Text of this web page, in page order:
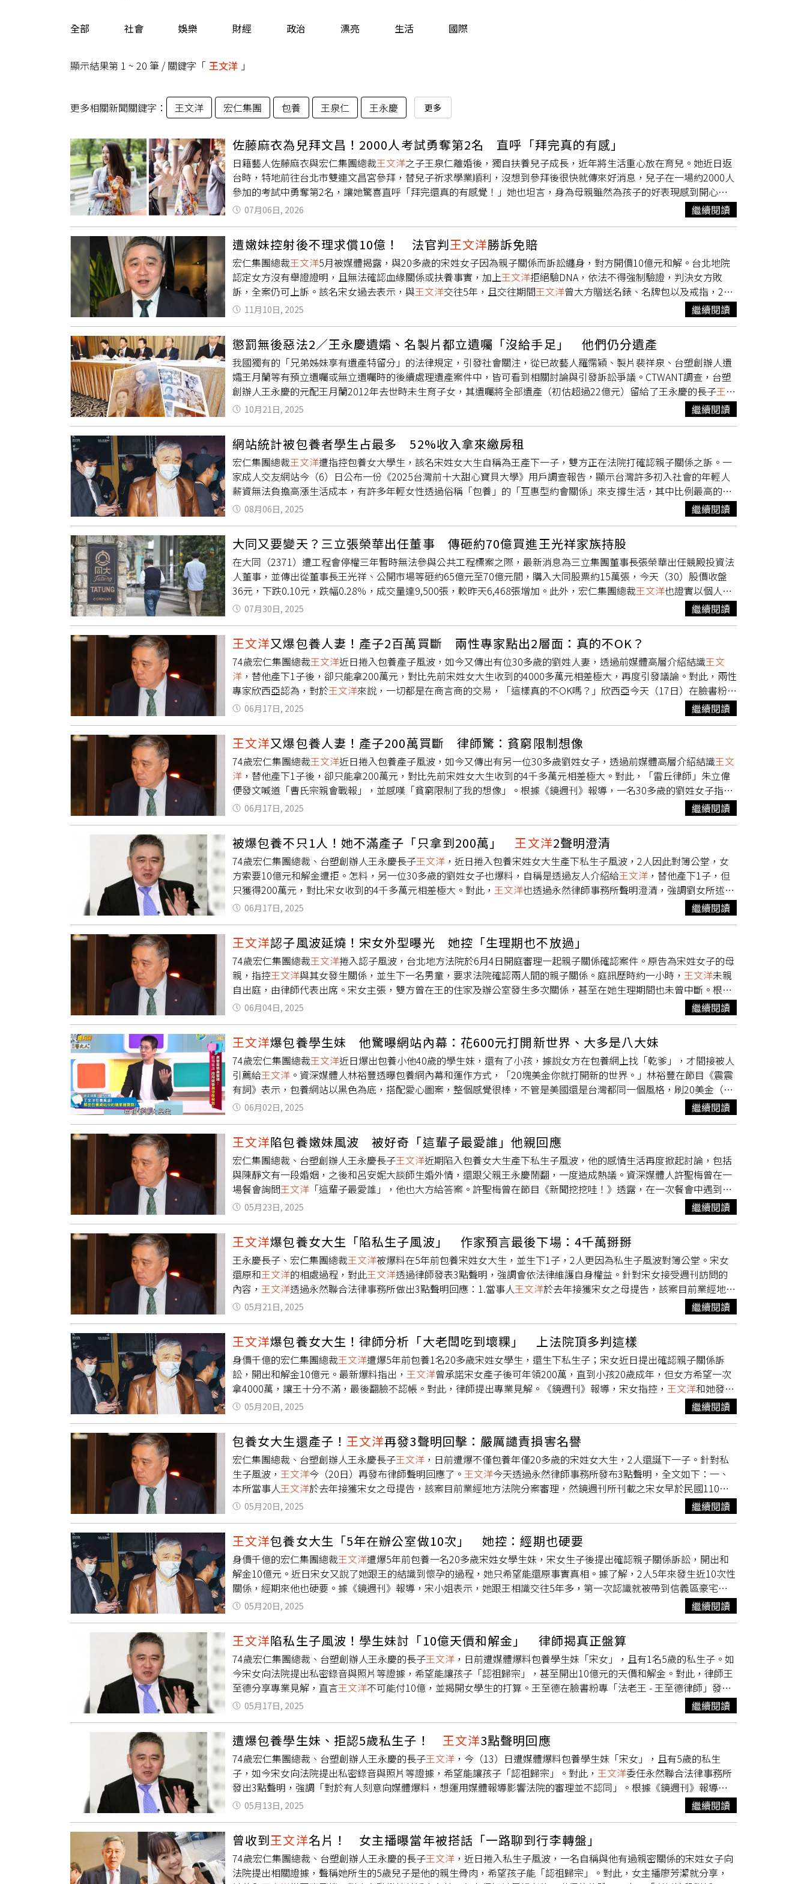
運勢
全部 社會 娛樂 財經 政治 漂亮 生活 國際
顯示結果第 1 ~ 20 筆 / 關鍵字「 王文洋 」
更多相關新聞關鍵字： 王文洋 宏仁集團 包養 王泉仁 王永慶 更多
佐藤麻衣為兒拜文昌！2000人考試勇奪第2名 直呼「拜完真的有感」
日籍藝人佐藤麻衣與宏仁集團總裁王文洋之子王泉仁離婚後，獨自扶養兒子成長，近年將生活重心放在育兒。她近日返
台時，特地前往台北市雙連文昌宮參拜，替兒子祈求學業順利，沒想到參拜後很快就傳來好消息，兒子在一場約2000人
參加的考試中勇奪第2名，讓她驚喜直呼「拜完還真的有感覺！」她也坦言，身為母親雖然為孩子的好表現感到開心，
但仍希望孩子不要承受太大課業壓力，每天都能快樂成長，一句「天下父母心」道盡所有家長的共同心聲。佐藤麻衣在
社群平台分享，自己一直聽聞雙連文昌宮相當靈驗，因此抱著誠心前往祈福，希望兒子求學之路一切順利。她透露，兒
子近期在一場約2000人參加的平常考試中拿下第2名，其他科目的表現也都相當順利，讓她忍不住分享喜悅，也直呼這
次參拜後真的感受到文昌帝君的庇佑。不過，她強調，成績固然令人欣慰，但更希望孩子能夠保持愉快的學習心情，不
要因為外界期待而增加壓力。除了分享考試好消息，佐藤麻衣也提到，參拜當天看到許多爸爸媽媽前來替孩子祈福，讓
她深刻感受到每位家長都懷抱著相同的期待。她對廟方準備的供品也留下深刻印象，其中白蘿蔔象徵「好彩頭」，不同
供品各自代表不同祝福，讓她覺得十分新鮮有趣，也因此學到不少傳統文化知識。她透露，之後將另外整理各種供品代
表的寓意分享給大家，並推薦準備考試或升學的學生，如果有機會到台北，不妨到雙連文昌宮誠心參拜。談到陪伴孩子
求學的過程，佐藤麻衣日前曾分享，日本有一句話說：「考國中，也是父母的考試。」她最近為了協助兒子解答功課，
重新翻閱國小五年級教材，沒想到如今的課程內容比自己小時候難上許多，忍不住驚呼：「怎麼這麼難，跟我以前學的
完全不一樣！」她坦言，育兒真正的挑戰不只是陪孩子念書，還包括替孩子規劃適合的學校、補習班，以及如何在父母
期待與尊重孩子想法之間取得平衡，每一項都需要耐心與智慧。事實上，佐藤麻衣日前接受Podcast節目《娛樂住海
邊》訪問時，也首度較完整談到與王泉仁的婚姻歷程。她坦言，婚後甜蜜生活僅維持約一年半，某天丈夫出門上班後便
沒有再回家，只留下一句「好好照顧兒子」，兩人最終透過協議結束9年婚姻。如今，她將大部分時間投入陪伴兒子成
長，也經常透過社群分享生活與育兒點滴，希望記錄孩子成長的每個階段。貼文曝光後，引發不少網友留言祝福，紛紛
表示「心誠則靈，而且平常都有用功念書，絕對沒問題」、「秒懂媽媽的心情，文昌宮真的很靈驗」、「心誠則靈，祝
福一切順心如意」、「媽咪母子連心，一定會越來越好」，還有人笑稱「看來文昌帝君的日文也很好」，留言區充滿溫
馨與鼓勵，也為佐藤麻衣母子送上滿滿祝福。
07月06日, 2026 繼續閱讀
遭嫩妹控射後不理求償10億！ 法官判王文洋勝訴免賠
宏仁集團總裁王文洋5月被媒體揭露，與20多歲的宋姓女子因為親子關係而訴訟纏身，對方開價10億元和解。台北地院
認定女方沒有舉證證明，且無法確認血緣關係或扶養事實，加上王文洋拒絕驗DNA，依法不得強制驗證，判決女方敗
訴，全案仍可上訴。該名宋女過去表示，與王文洋交往5年，且交往期間王文洋曾大方贈送名錶、名牌包以及戒指，2人
首次見面以後，便被帶往
位於信義區的豪宅發生性關係，後續2人也分別在其辦公室和住處發生10次左右的性行
王文洋不認帳，
對其的相關費用，但王文洋對於其指控均否認，包括曾與對方發生性關係，以及否認曾經給付4000萬元給對方，並指對
方交友關係複雜，不僅使用包養網站，且認識的客戶多達2人以上，也曾和介紹人發生性關係，試圖證明對方交友情況
複雜，與他無關。案經審酌後，法官認為宋女一方所提出的相關證物雖然可以說明她曾與王文洋 發生過性關係，但她並
無法指出與王文洋發生性關係的時間點，而根據女方所提出的錄音，雖提及金錢，但也沒有說明金額，無法證明和王文
洋 有關。此外，這些證物也無法明確證明孩子與 存在父子血緣關係。最終判決宋女一方敗訴，可上訴。
11月10日, 2025 繼續閱讀
懲罰無後惡法2／王永慶遺孀、名製片都立遺囑「沒給手足」 他們仍分遺產
我國獨有的「兄弟姊妹享有遺產特留分」的法律規定，引發社會關注，從已故藝人羅霈穎、製片裴祥泉、台塑創辦人遺
孀王月蘭等有預立遺囑或無立遺囑時的後續處理遺產案件中，皆可看到相關討論與引發訴訟爭議。CTWANT調查，台塑
創辦人王永慶的元配王月蘭2012年去世時未生育子女，其遺囑將全部遺產（初估超過22億元）留給了王永慶的長子王文
洋 。根據《民法》，兄弟姊妹擁有遺產的特留分權利，即使有遺囑排除，兄弟姊妹仍可主張至少三分之一的法定繼承份
額。王月蘭的妹妹遂對其姊留下的遺產提出爭訟，希望依法特留分的規定，主張她的繼承權不能被遺囑完全排除。此案
名製作人邱瓈寬的恩師，於2015年逝世，生前代筆遺囑表明處理遺產的意願，「楊胖30％（楊智明），阿寬（邱瓈寬）
30％，漢星公司員工20％」，且稱「我孤家寡人，沒家庭，沒什麼好留戀的，家裡人一毛錢都不給」，裴的遺產約1.3
億元，預立遺囑指定將遺產主要留給邱瓈寬、楊智明等與公司，明確排除家族兄弟姊妹繼承權。知名製作人邱瓈寬的恩
師裴祥泉生前預立遺囑，表明一毛錢都不留給家裡人，指定留給邱瓈寬與公司等。（圖／報系資料照）裴祥泉胞妹遂提
出告訴，主張哥哥的遺囑無效，法院最終判決敗訴確定；裴的三位手足則仍依《民法》兄弟姊妹擁有特留分的規定（遺
產應繼分的三分之一），主張行使遺產的特留分權利。邱瓈寬、楊智明二人則於2019年控告裴祥泉的哥哥妹妹三人，因
與恩師關係疏遠、長期無來往而不存在繼承權。法院審理時，則未採納邱楊提出可剝奪兄弟姊妹繼承權等重大理由，最
高法院2024年認為依法兄弟姊妹享有特留分權利，每人可繼承遺產的九分之一，邱楊兩人提告失敗，判決確定。在王月
蘭生前預立遺囑的內容中，可清楚看到其表明「全部（財產）贈與我子王文洋……」的自由意願。（圖／報系資料照）
羅霈穎於2020年驟世，未婚且無子女，由於她生前未立遺囑，根據現行《民法》規定，兄弟姊妹擁有第三順位繼承權，
在羅霈穎的母親、大哥相繼拋棄繼承權，因此她的二哥依法繼承了約4億元遺產。記者採訪已婚，但未養育子女的民眾
陳小姐說，一生辛苦打拼，因為沒有生小孩，法律就強制我的兄弟姊妹（全血緣、半血緣）可以來分我的財產，擴及到
父母分開之後的同母異父手足；明明父母離世之後，早已無往來，他們有自己的家庭和子女，我的晚年是完全仰賴自
己，法律為何不能尊重要獨立處分財產的意志？「這本來就是我的錢、我的房子，我想給誰就給誰，不應該還要法律來
管」，一名張先生則跟記者說，他與妻子為頂客族，因為不孕症因素所以沒有子女，彼此約定將來不論誰先走，都要將
遺產全數留給對方。可是想把財產留給配偶的遺願，其實不是每一樁都能實現的，甚至得淚賣房屋換現金分割遺產，無
法繼續住在與配偶共同購買相守一生的愛窩，反因「兄弟姊妹特留分」的規定造成的悲劇不只一樁。記者及採訪到李先
生說，他與太太無子女，感情深厚，當年為了讓妻子安心，因此將房產登記給妻子，妻子在知道罹癌之後隨即立下遺
囑，希望將全數財產由陳先生繼承。然而在妻子病逝後，其娘家兄弟姊妹就出面主張特留分，法院審理後雖認定遺囑有
效，卻也認定其確實侵害娘家人的特留分，無奈之下，陳先生只得賣屋返還特留分金額，痛失一生記憶與依靠。李先生
說，「太太生前最擔心我沒地方住，結果法律讓她的遺囑變成一紙空談，這很令人心寒。」這也是支持廢除此法連署成
立的許多案件之一，民眾認為，依法死後遺產將由兄弟姊妹繼承，但兄弟姊妹有子女，自己卻無法從對方繼承財產，認
為「法律根本是在懲罰沒有子女的人！」
10月21日, 2025 繼續閱讀
網站統計被包養者學生占最多 52%收入拿來繳房租
宏仁集團總裁王文洋遭指控包養女大學生，該名宋姓女大生自稱為王產下一子，雙方正在法院打確認親子關係之訴。一
家成人交友網站今（6）日公布一份《2025台灣前十大甜心寶貝大學》用戶調查報告，顯示台灣許多初入社會的年輕人
薪資無法負擔高漲生活成本，有許多年輕女性透過俗稱「包養」的「互惠型約會關係」來支撐生活，其中比例最高的職
業是學生、占28%，而金錢的用途最主要是用來付房租。「正值畢業季，生活大不易」，這份報告指出，根據勞動部最
新公布的《113年初任人員薪資統計》，2024年初入職場的畢業生薪資平均為3.7萬元（中位數3.3萬元），雖高於目前
108.8，年增率2.3%，且持續呈現成長趨勢；日前人力銀行調查也指出，大學生暑期打工的主因多為「生活費」、「學
貸或學費」等經濟壓力，凸顯年輕人面對的嚴峻現實。Sugarbook網站分析會員所填寫資料、登錄地點及問卷回覆，去
識別化後統計發現，投入「互惠型約會關係」的用戶，前四大職業為：學生（28%）、娛樂業（17%）、服務業
（16%）及護理人員（14%）；職業為學生的用戶中，就讀的學校前4名都是位在台北市的國立大學，人數分別為
1556、1261、1209與704人；第5、第6名是二所位在台北市的私立大學，第7為台中的私立大學，第8名是在台中的國
立大學，第9名是新北的私立大學、有150人，第10名則是在台北市的國立大學、91人。該網站創辦人Darren Chan表
示，與過往印象不同，這些透過「互惠型約會關係」獲得金錢的「甜心寶貝」並非追求名牌與精品，他們的主要訴求其
實是經濟自主與時間彈性。調查顯示，甜心寶貝每月平均可獲得超過4.5萬的零用金，甚至最高達20萬；而用途以租屋費
用（52%）、儲蓄或投資（15%），以及支付貸款（14%）和學費（12%）為主，僅有不到3%的部分花在奢侈品。
08月06日, 2025 繼續閱讀
大同又要變天？三立張榮華出任董事 傳砸約70億買進王光祥家族持股
在大同（2371）遭工程會停權三年暫時無法參與公共工程標案之際，最新消息為三立集團董事長張榮華出任競殿投資法
人董事，並傳出從董事長王光祥、公開市場等砸約65億元至70億元間，購入大同股票約15萬張，今天（30）股價收盤
36元，下跌0.10元，跌幅0.28％，成交量達9,500張，較昨天6,468張增加。此外，宏仁集團總裁王文洋也證實以個人財
務投資性質，買進大同股票。本月29日大同發布重訊，王光祥家族的競殿投資法人董事顏大和，改派為三立集團董事長
張榮華，於當日起生效。市場傳出「大同又要變天了嗎？」而在大同今年5月27日股東會通過，睽違23年來首度配息，
同時也將實施現金減資，會中通過發放每股現金股利3.1元，合計今年一張大同股票可拿回現金3100元。在股東會之前
的5月15日，大同重訊說明收到行政院公共工程委員會申訴審議判斷書，認為對於本公司於民國98年 承接之內政部移民
署「外網安全節能終端設備購置案」、民國99年承接之「陸客來台線上申請平台及入出國通關查驗系統委外建置案」兩
標案構成政府採購法第101條第1項第6款之事由，予以停權三年將刊登政府採購公報。該二標案本公司早已驗收結案，
未存在其他履約爭議。5月16日股價重挫，盤中一度摔入跌停板，至40.15元，隨後在連續買單推動下打開跌停，終場收
在41元，下跌3.6元，跌幅8.07％。大同則主張移民署處分違反比例原則，將循過往成功案例尋求行政救濟，以維護公司
及股東權益，強調營運能力正常穩定，此停權處分僅影響電力事業群投標公共領域之權利，且依公司過往資料顯示，台
灣公共標案之金額約占電力事業群總營收百分之五十。將加強民營業務拓展及大力發展海外市場與轉投資業務，營運及
財務一切正常，未來將運用集團多產業發展優勢，持續增加美、日、中東、泰、越等既有生產與銷售據點持續開拓外銷
市場，並調整接單策略以代工、機電工程承攬方式拓展內銷民間接單，並尋求異業或同業間之策略聯盟及購併機會，擴
大營運及利基。
07月30日, 2025 繼續閱讀
王文洋又爆包養人妻！產子2百萬買斷 兩性專家點出2層面：真的不OK？
74歲宏仁集團總裁王文洋近日捲入包養產子風波，如今又傳出有位30多歲的劉姓人妻，透過前媒體高層介紹結識王文
洋 ，替他產下1子後，卻只能拿200萬元，對比先前宋姓女大生收到的4000多萬元相差極大，再度引發議論。對此，兩性
專家欣西亞認為，對於王文洋來說，一切都是在商言商的交易，「這樣真的不OK嗎？」欣西亞今天（17日）在臉書粉專
「欣西亞和Shane任翔」發表看法，指
桃色風波持續延燒，如今中間人身分被爆出，事件跟著越演越烈，然而若
這樣的行徑究竟是渣？還是誠實地活在慾望
單身，擁有百億身家，天底下沒有東西是錢買不到的，「用鈔能力實現個人夢想、完成人生
目標，女人全部是商品，開箱完這個再開下一個。從中間人到嫩妹，全部拿錢辦事，另類製造工作機會、促進經濟發
展，這樣真的不OK嗎？」第2個層面則是「嫩妹將身體當商品，以高價被開箱，是人生目標的積極實踐嗎？」欣西亞直
言，對女方來說，反正人生都有第一次，橫豎都是被開箱，只不過可以拿錢，乾脆拿來交易，目前4000萬已落袋，「這
樣看來，是不是很有生意頭腦？」她強調，所謂的「男歡女愛」很多時候是男的很歡樂、女的愛很深，結果一段感情沒
共識，真正付出感情的人，註定傷得比較深，「但如果愛情可以稱斤論兩，雙方講好一個數字，你情我願，起碼心知肚
06月17日, 2025 繼續閱讀
王文洋又爆包養人妻！產子200萬買斷 律師驚：貧窮限制想像
74歲宏仁集團總裁王文洋近日捲入包養產子風波，如今又傳出有另一位30多歲劉姓女子，透過前媒體高層介紹結識王文
洋 ，替他產下1子後，卻只能拿200萬元，對比先前宋姓女大生收到的4千多萬元相差極大。對此，「雷丘律師」朱立偉
便發文喊道「曹氏宗親會戰報」，並感嘆「貧窮限制了我的想像」。根據《鏡週刊》報導，一名30多歲的劉姓女子指
控，她經人牽線認識
前後只給她200萬元，讓她
痛批「同樣是包養生兒子，待遇卻天差地遠！」報導指出，知情人士透露，劉女是已婚的人妻，而宋女與劉女能結識王
的友人、番薯台前總經理許耀仁牽線。據悉，宋姓女大生、劉女被
養時，都曾與許耀仁發生關係，宋女更坦言，是先和王文洋有關係，再輪到許耀仁。對此，「雷丘律師」朱立偉於臉書
粉專「雷丘律師就決定是你了」發文表示，「《曹氏宗親會戰報》。親近人妻，理解人妻，愛上人妻，成為人妻」、
「只給200萬元』，貧窮限制了我的想像」。貼文曝光後，不少網友紛紛在底下留言，「有錢真好」、「只要小孩是 王
文洋的，先去法院打官司確認，以後繼承分得財產可能是好幾億」、「小孩要嘛很窮，要嘛有錢到飛起」、「4000萬直
接一輩子躺平了」。此外，面對劉女的指控，
透過永然律師事務所發出2大聲明，表示劉姓女子所述諸多不實，
對於劉姓女子與許某2人間私下往來關係並不清楚，對於有心人士刻意向媒體爆料，意圖索討金錢，這讓王文
洋深感恐懼。
06月17日, 2025 繼續閱讀
被爆包養不只1人！她不滿產子「只拿到200萬」王文洋2聲明澄清
74歲宏仁集團總裁、台塑創辦人王永慶長子王文洋 ，近日捲入包養宋姓女大生產下私生子風波，2人因此對簿公堂，女
方索要10億元和解金遭拒。怎料，另一位30多歲的劉姓女子也爆料，自稱是透過友人介紹給王文洋 ，替他產下1子，但
只獲得200萬元，對比宋女收到的4千多萬元相差極大。對此， 王文洋也透過永然律師事務所聲明澄清，強調劉女所述諸
多不實，並且是有心人士刻意向媒體爆料，意圖索討金錢。針對
與宋女所生孩子的「親子關係確認案」，台北地
委託律師代表出庭，對包養情節未多做爭執，
導，一名30多歲的劉姓女子指控，她經人牽線認識
王文洋 ，2人發生多次關係，並產下兒子，生父就是
保留2人交往時的對話音檔，怎料王文洋前後只給她200萬元，讓她痛批「同樣是包養生兒子，待遇卻天差地遠！」知情
人士透露，劉女是已婚的人妻，而宋女與劉女能結識 王文洋，並發展為包養關係，都是透過王文洋的友人牽線，這個人
就是番薯台前總經理許耀仁。報導指出，宋女、劉女被王文洋包養時，都曾跟許耀仁發生關係，宋女更坦言，是先和王
文洋有關係，再與許耀仁。知情人士更直言，這就是性產業俗稱的「試車」。因此，許耀仁恐涉嫌媒介性交易營利罪。
透過永然律師事務所發出2大聲明，表示劉姓女子所述諸多不實，且有心人士刻意向媒體爆料，
意圖索討金錢，這讓王文洋 深感恐懼。 王文洋 2大聲明如下：第一，週刊前述報導所提之劉姓女子所述有諸多不實之
處，且王文洋對於劉姓女子與許某二人間私下往來關係並不清楚。第二，本件新聞報導事件，均屬當事人
私，與社會公益無關，對於有心人士一再刻意向媒體爆料，意圖索討金錢，已令王文洋深感恐懼，若有侵害隱私權與名
譽權等不法情事，王文洋也將循法律途徑，依法維護自身權益。 王文洋也強調，本件新聞報導事件與社會公益無關，對
於有心人士運用此事占用媒體資源， 王文洋也深表遺憾。
06月17日, 2025 繼續閱讀
王文洋認子風波延燒！宋女外型曝光 她控「生理期也不放過」
74歲宏仁集團總裁王文洋捲入認子風波，台北地方法院於6月4日開庭審理一起親子關係確認案件。原告為宋姓女子的母
親，指控王文洋與其女發生關係，並生下一名男童，要求法院確認兩人間的親子關係。庭訊歷時約一小時， 王文洋未親
自出庭，由律師代表出席。宋女主張，雙方曾在王的住家及辦公室發生多次關係，甚至在她生理期間也未曾中斷。根據
《鏡週刊》報導，宋女自稱替身價千億的
以每年200萬元的方式，支付小孩生活
交付現金的照片，試圖證明王對小孩有撫育事實，要
可主張扶養費已預付完畢。除非宋女能證明這4,000萬元並非扶
養費，而是贈與或其他性質的給付，否則難以再要求王文洋支付扶養費。知情人士指出，若法院判決小孩為
子，雖可取得王家遺產分配權，但因王文洋已將大部分財產信託或登記在其他子女及前女友名下，實際可分得的財產恐
不到1億元。庭訊當日，宋女身穿保守，手持名牌包，戴著口罩、帽子及墨鏡，包得密不透風，但豐腴有致的身材仍引
人注目。
06月04日, 2025 繼續閱讀
王文洋爆包養學生妹 他驚曝網站內幕：花600元打開新世界、大多是八大妹
74歲宏仁集團總裁王文洋近日爆出包養小他40歲的學生妹，還有了小孩，據說女方在包養網上找「乾爹」，才間接被人
引薦給王文洋 。資深媒體人林裕豐透曝包養網內幕和運作方式，「20塊美金你就打開新的世界。」林裕豐在節目《震震
有詞》表示，包養網站以黑色為底，搭配愛心圖案，整個感覺很棒，不管是美國還是台灣都同一個風格，刷20美金（約
新台幣600元）就可瀏覽，付了就能打開新世界，每個女生都有生活照，對大老闆來說是好處，女方會列出每月希望的
包養費，不用去猜測也不用曖昧，進去就能認識妹子。林裕豐指出，包養網上每個都是大學妹，但是看她樣子又不像，
大部分是八大行業或應召站小姐，如果會秒回訊息就是業者，如果是學生會回比較慢，而該案的學生妹稱沒性經驗，他
不信，「但我不知道為甚麼大老闆都會相信。」有網友也在影片底下留言「賭博的爸，生病的媽，讀書的弟弟，破碎的
她」、「現在的社會笑貧不笑娼！貧窮比鬼還要可怕啊」。對於包養風波，王文洋 發聲明回，該案是「家事事件」，審
理不公開，為保障未成年子女的利益，尊重司法程序也由律師陳述意見，而他也批母女刻意跟媒體爆料影響判決，損害
隱私及名譽權，會依法維護自身權益。
06月02日, 2025 繼續閱讀
王文洋陷包養嫩妹風波 被好奇「這輩子最愛誰」他親回應
宏仁集團總裁、台塑創辦人王永慶長子王文洋近期陷入包養女大生產下私生子風波，他的感情生活再度掀起討論，包括
與陳靜文有一段婚姻，之後和呂安妮大談師生婚外情，還跟父親王永慶鬧翻，一度造成熱議。資深媒體人許聖梅曾在一
場餐會詢問王文洋 「這輩子最愛誰」，他也大方給答案。許聖梅曾在節目《新聞挖挖哇！》透露，在一次餐會中遇到王
文洋，自己剛好坐在他旁邊，大膽詢問他「總裁你覺得你這輩子最愛誰？因為你身為王家的富二代」， 王文洋當下鬆
回答感情生活，許聖梅接著問，「那
直言與陳靜文的愛情沒那麽刻骨銘心，更接近恩情或親情，因為在他念書、研究所時期
陳靜文幫助他很多，在學業完成後，王文洋去陳靜文家中吃飯，女方父親就說，「你們都已經認識這麼久了，是不是就
可以結婚了」。王文洋和呂安妮（左圖右）從師生關係發展戀情；王文洋前妻陳靜文（右圖）。（圖／報系資料照）至
於王文洋與呂安妮之間，許聖梅轉述本人的說法，他們當初是從師生關係發展，但這段緣份跟刻骨銘心的愛情也不一
樣。許聖梅聽完王文洋的回答，不禁感嘆「可能對富二代，他會覺得這不是真正的愛情」。
05月23日, 2025 繼續閱讀
王文洋爆包養女大生「陷私生子風波」 作家預言最後下場：4千萬掰掰
王永慶長子、宏仁集團總裁王文洋被爆料在5年前包養宋姓女大生，並生下1子，2人更因為私生子風波對簿公堂。宋女
還原和王文洋的相處過程，對此王文洋透過律師發表3點聲明，強調會依法律維護自身權益。針對宋女接受週刊訪問的
內容， 王文洋透過永然聯合法律事務所做出3點聲明回應：1.當事人王文洋於去年接獲宋女之母提告，該案目前業經地方
法院分案審理，然鏡週刊所刊載之宋女早於民國110年間，即由宋母向法院聲請停止宋女的親權，地方法院裁定停止宋
女親權，改由宋母撫養未成年子女的監護人，故宋女已經不是該案未成年子女的監護人，並無權利於法院程序主張權
利。2.這起案件是「家事事件」，依《家事事件法》第9條規定，審理程序採不公開原則，因案件已經在法院審理，且宋
母已委請律師為其進行相關程序，自應尊重法院不公開的審理程序，以保障未成年子女的利益。關於當事人
重申尊重司法程序，也會由三位訴訟代理律師向法院陳述意見，並交由法院審理判斷。3.新聞報導事件均屬律所當事人
王文洋先生的個人隱私，與社會公益無關，對於宋姓母女一再刻意向媒體爆料、意圖誤導媒體報導影響法院的審判判
斷，這會對「程序公平」、「不公開審理」的制度設計造成不利影響。王文洋先生嚴厲譴責上述行為損害其隱私權及名
譽權等不法情事，
的財力和在商場上打滾多
年，信守承諾的基本，按時付款，應該是有的，「只是宋母女2人妳們真的使錯招了」，更猜測宋女這一招，經過法院
審理，拿到的錢反而更少，「4千萬掰掰，加加起來恐怕幾百萬不到也不無可能」。
05月21日, 2025 繼續閱讀
王文洋爆包養女大生！律師分析「大老闆吃到壞粿」 上法院頂多判這樣
身價千億的宏仁集團總裁王文洋遭爆5年前包養1名20多歲宋姓女學生，還生下私生子；宋女近日提出確認親子關係訴
訟，開出和解金10億元。最新爆料指出， 王文洋曾承諾宋女產子後可年領200萬，直到小孩20歲成年，但女方希望一次
拿4000萬，讓王十分不滿，最後翻臉不認帳。對此，律師提出專業見解。《鏡週刊》報導，宋女指控， 王文洋和她發生
多次性關係，不僅從來不避孕，還非常自私，就連經期來也要做，甚至要她用嘴服務，當她因產後身體不適拒絕求歡
時，對方還嗆「理由怎麼那麼多，本來就是在賣的」，且王曾承諾她產子後可年領200萬，直到小孩20歲成年，最後卻
翻臉不認帳，決定討回公道。律師林智群在臉書分享看法，認為雙方一開始就是買賣關係，根本沒打算談感情，「懷孕
了，大老闆說只有兩個選擇，一個是流掉，一個是生下來，生下來的話，就是一年給200萬元，給到小孩20歲（也確實
給了幾年），如果沒什麼變故，應該可以給到22歲沒問題。（大老闆講的話不算過份）」。林智群表示，女方要求一次
拿4000萬元，還覺得自己的小孩應該獲得跟正宮子女一樣的待遇，搞到對方不滿趕人，「結果女生提告就算了，還向媒
體大爆料包養過程（既然是買賣關係，不應該保密嗎？）看起來是女生沒遵守行規呢！」律師直言，「明明是買賣不該
談感情，談了感情，生了小孩，想一次拿4000萬元（小孩需要一次用那麼多錢嗎？原來生小孩也是一筆買賣？），明明
算是吃到壞粿了。就算是上法院，法院了不起一個
月判給3萬、10萬扶養費，王文洋 承諾的每年200萬元，其實已經高於法院判給行情了。」
05月20日, 2025 繼續閱讀
包養女大生還產子！ 王文洋再發3聲明回擊：嚴厲譴責損害名譽
宏仁集團總裁、台塑創辦人王永慶長子王文洋 ，日前遭爆不僅包養年僅20多歲的宋姓女大生，2人還誕下一子。針對私
生子風波， 王文洋今（20日）再發布律師聲明回應了。 王文洋今天透過永然律師事務所發布3點聲明，全文如下：一、
本所當事人王文洋於去年接獲宋女之母提告，該案目前業經地方法院分案審理，然鏡週刊所刊載之宋女早於民國110年
間，即由宋母向法院聲請停止宋女的親權，地方法院裁定停止宋女親權，改由宋母撫養未成年子女的監護人，故宋女已
經不是該案未成年子女的監護人，並無權利於法院程序主張權利。二、本案是「家事事件」，依《家事事件法》第9條
審理程序，以保障未成年子女的利益。關於本案本所當事人 王文洋 先生重申尊重司法程序，也會由三位訴訟代理律師向
法院陳述意見，並交由法院審理判斷。三、本件新聞報導事件，均屬本所當事人王文洋先生的個人隱私，與社會公益無
關，對於宋姓母女一再刻意向媒體爆料、意圖誤導媒體報導影響法院的審判判斷，這會對「程序公平」、「不公開審
理」的制度設計造成不利影響。王文洋 先生嚴厲譴責上述行為損害其隱私權及名譽權等不法情事，王文洋將會依法律維
護自身權益。
05月20日, 2025 繼續閱讀
王文洋包養女大生「5年在辦公室做10次」 她控：經期也硬要
身價千億的宏仁集團總裁王文洋遭爆5年前包養一名20多歲宋姓女學生妹，宋女生子後提出確認親子關係訴訟，開出和
解金10億元。近日宋女又說了她跟王的結識到懷孕的過程，她只希望能還原事實真相。據了解，2人5年來發生近10次性
關係，經期來他也硬要。據《鏡週刊》報導，宋小姐表示，她跟王相識交往5年多，第一次認識就被帶到信義區豪宅發
生肉體關係，之後在近10次地點都在宏仁集團新舊辦公室。宋小姐說，除了肉體關係，王也會跟她聊天送奢侈品，帶她
吃大餐，王得知宋女懷孕後，也沒逼一定要拿掉小孩，但在一次大吵後，王對她冷漠，甚至報警要把她轟走。宋小姐表
示，王都不準備套子，而她懷孕後肚子也沒很明顯，所以她後來才知道，王承諾她產子後可年領200萬到小孩20歲成
年，但現在小孩生了他卻不認帳，還罵她是妓女，王文洋很自私，就算經期來也要做，還要她用嘴服務，所以她決定討
回公道。至於一共拿了多少錢？宋小姐說，她拿了4000萬，每一次發生關係都是到辦公室，而她生完小孩後因為身體不
舒服拒絕。王說，「理由怎麼那麼多，本來就是在賣的。」宋小姐坦言，她擔心長相曝光後，王會找人報復。報導稱，
儘管宋小姐戴大墨鏡和口罩，還穿一件連身套頭大外套，包緊緊只露出雙手，但還是不難看出她的肌膚白皙，臉龐也十
分貌美。對此，王文洋
05月20日, 2025 繼續閱讀
王文洋陷私生子風波！學生妹討「10億天價和解金」 律師揭真正盤算
74歲宏仁集團總裁、台塑創辦人王永慶的長子王文洋 ，日前遭媒體爆料包養學生妹「宋女」，且有1名5歲的私生子。如
今宋女向法院提出私密錄音與照片等證據，希望能讓孩子「認祖歸宗」，甚至開出10億元的天價和解金。對此，律師王
至德分享專業見解，直言王文洋不可能付10億，並揭開女學生的打算。王至德在臉書粉專「法老王 - 王至德律師」發
文，如果王文洋的律師沒有瘋，絕對不會同意花10億和解，「和解的目的應該是希望學生妹可以不要再要求 王文洋認領
認領，那這10
應和解條件，「可能有人會說這10億元是小孩的扶養費，如果小孩不是王文洋
文洋的，就算給法官判，法官大概也不太可能判王文洋 要給10億的扶養費，至少實務上很難看到這麼高額的扶養費」。
王至德指出，學生妹把王文洋給的數千萬元當作證據提給法院，「我猜學生妹可能是怕 王文洋打死不配合作DNA鑑定，
所以才提出這個主張，這個做法滿聰明的，因為如果王文洋不配合DNA鑑定的話，原則上法院也不會強迫王文洋要配
合，不過因為王文洋
自己也知道小孩是他的，所以才會給錢但是不配合鑑定」。
沒女方幾千萬，實務上也出現不少次生父不配合鑑定，結果法官直接以生父不配合鑑定為由，判
定小孩是生父的小孩，所以學生妹的做法算是多了一層保障。至於學生妹的行為是否成立詐欺？王至德認為，除非學生
妹明知小孩不是王文洋的，還要對方認領或給錢才可能構成詐欺或恐嚇。王至德進一步說明，如果學生妹真的跟
發生過關係，認為自己生的小孩是男方的很正常，就算事後證明小孩不是王文洋的，最多也只是敗訴而已，根本談不上
是詐欺或恐嚇，「建議王文洋還是配合鑑定就好了，畢竟如果真是自己的骨肉，讓他流落在外也不太好，如果不是自己
05月17日, 2025 繼續閱讀
遭爆包養學生妹、拒認5歲私生子！ 王文洋3點聲明回應
74歲宏仁集團總裁、台塑創辦人王永慶的長子王文洋 ，今（13）日遭媒體爆料包養學生妹「宋女」，且有5歲的私生
子，如今宋女向法院提出私密錄音與照片等證據，希望能讓孩子「認祖歸宗」。對此， 王文洋委任永然聯合法律事務所
發出3點聲明，強調「對於有人刻意向媒體爆料，想運用媒體報導影響法院的審理並不認同」。根據《鏡週刊》報導，
王文洋和現年20多歲的宋姓女子，在5年多前有過一段情，宋女產下一名男孩，因當時仍在學，由其母親代為照顧，如
不認為孩子是他的親生骨肉，
金，雙方協商多次，迄今還沒有共識。對此，王文洋透過永然聯合法律事務所發出3點聲明如下：一，本所當事人
洋先生於去年接獲宋姓女子提告，該案日前經法院分案審理，王文洋律師除委任楊芳婉大律師，另亦委任永然聯合法律
事務所。該案業經雙方所委任律師進行調解，目前正亦進行審理之法律程序。二，本案是家事事件，依《家事事件法》
05月13日, 2025 繼續閱讀
曾收到王文洋名片！ 女主播曝當年被搭話「一路聊到行李轉盤」
74歲宏仁集團總裁、台塑創辦人王永慶的長子王文洋 ，近日捲入私生子風波，一名自稱與他有過親密關係的宋姓女子向
法院提出相關證據，聲稱她所生的5歲兒子是他的親生骨肉，希望孩子能「認祖歸宗」。對此，女主播廖芳潔就分享，